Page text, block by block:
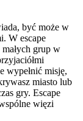
być może w
W escape
grup w
wypełnić misję,
miasto lub
gry. Escape
więzi